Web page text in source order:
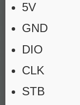
5V
GND
DIO
CLK
STB